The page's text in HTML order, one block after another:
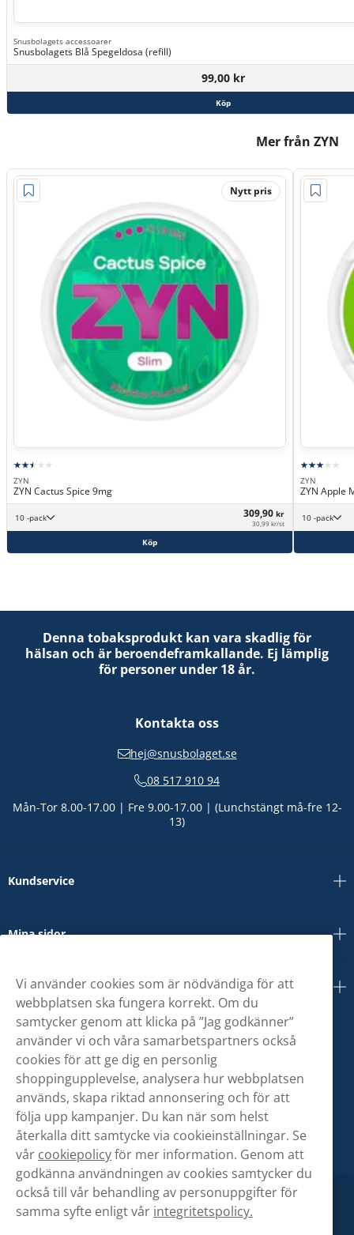
Snusbolagets accessoarer
Snusbolagets Blå Spegeldosa (refill)
99,00 kr
Köp
Mer från ZYN
Nytt pris
ZYN
ZYN Cactus Spice 9mg
10 -pack 309,90 kr
30,99 kr/st
Köp
ZYN
ZYN Apple
10 -pack
Denna tobaksprodukt kan vara skadlig för
hälsan och är beroendeframkallande. Ej lämplig
för personer under 18 år.
Kontakta oss
hej@snusbolaget.se
08 517 910 94
Mån-Tor 8.00-17.00 | Fre 9.00-17.00 | (Lunchstängt må-fre 12-
13)
Kundservice
Mina sidor
Om oss
Vi använder cookies som är nödvändiga för att
webbplatsen ska fungera korrekt. Om du
samtycker genom att klicka på ”Jag godkänner”
använder vi och våra samarbetspartners också
cookies för att ge dig en personlig
shoppingupplevelse, analysera hur webbplatsen
används, skapa riktad annonsering och för att
följa upp kampanjer. Du kan när som helst
återkalla ditt samtycke via cookieinställningar. Se
vår cookiepolicyför mer information. Genom att
godkänna användningen av cookies samtycker du
också till vår behandling av personuppgifter för
samma syfte enligt vår integritetspolicy.